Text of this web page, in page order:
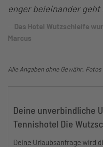
enger beieinander geht
Das Hotel Wutzschleife
Marcus
Alle Angaben ohne Gewähr.
Deine unverbindliche
Tennishotel Die
Deine Urlaubsanfrage wird